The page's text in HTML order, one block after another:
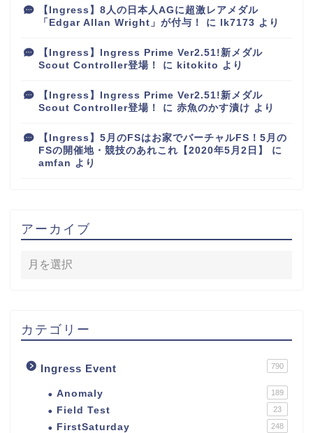
【Ingress】8人の日本人AGに超激レアメダル
「Edgar Allan Wright」が付与！
に lk7173 より
【Ingress】Ingress Prime Ver2.51!新メダル
Scout Controller登場！
に kitokito より
【Ingress】Ingress Prime Ver2.51!新メダル
Scout Controller登場！
に 赤魚のかす漬け より
【Ingress】5月のFSはお家でバーチャルFS！5月の
FSの開催地・競技のあれこれ【2020年5月2日】
に
amfan より
アーカイブ
カテゴリー
Ingress Event 790
Anomaly 189
Field Test 23
FirstSaturday 248